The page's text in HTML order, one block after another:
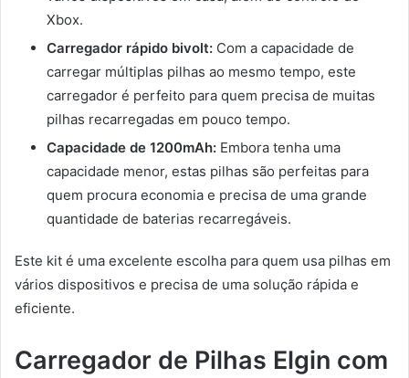
Xbox.
Carregador rápido bivolt: Com a capacidade de
carregar múltiplas pilhas ao mesmo tempo, este
carregador é perfeito para quem precisa de muitas
pilhas recarregadas em pouco tempo.
Capacidade de 1200mAh: Embora tenha uma
capacidade menor, estas pilhas são perfeitas para
quem procura economia e precisa de uma grande
quantidade de baterias recarregáveis.
Este kit é uma excelente escolha para quem usa pilhas em
vários dispositivos e precisa de uma solução rápida e
eficiente.
Carregador de Pilhas Elgin com